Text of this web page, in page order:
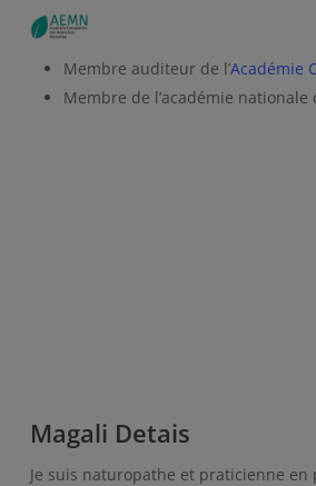
Membre et secrétaire des
délégation des grandes alpes.
Membre auditeur de l’Académie
Membre de l’académie nationale
Magali Detais
Je suis naturopathe et praticienne en